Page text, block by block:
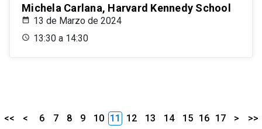
Michela Carlana, Harvard Kennedy School
13 de Marzo de 2024
13:30 a 14:30
<< < 6 7 8 9 10 11 12 13 14 15 16 17 > >>